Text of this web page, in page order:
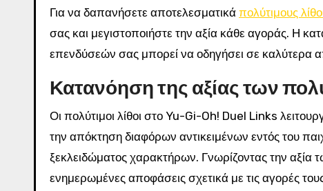
Για να δαπανήσετε αποτελεσματικά πολύτιμους
σας και μεγιστοποιήστε την αξία κάθε αγοράς. Η
επενδύσεών σας μπορεί να οδηγήσει σε καλύτερα
Κατανόηση της αξίας των
Οι πολύτιμοι λίθοι στο Yu-Gi-Oh! Duel Links
την απόκτηση διαφόρων αντικειμένων εντός του
ξεκλειδώματος χαρακτήρων. Γνωρίζοντας την αξία
ενημερωμένες αποφάσεις σχετικά με τις αγορές